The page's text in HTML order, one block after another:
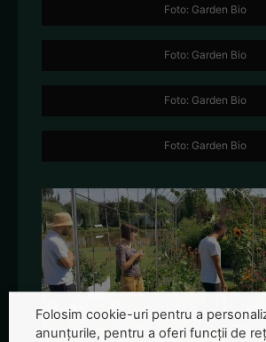
Foto: Garden Bio
Foto: Garden Bio
Foto: Garden Bio
Foto: Garden Bio
Folosim cookie-uri pentru a
anunțurile, pentru a oferi funcții de